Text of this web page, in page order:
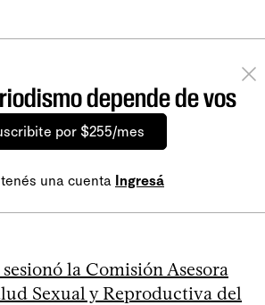
depende de vos
por $255/mes
una cuenta Ingresá
la Comisión Asesora
Sexual y Reproductiva del